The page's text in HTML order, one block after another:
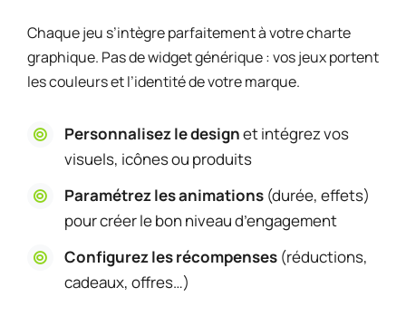
Chaque jeu s’intègre parfaitement à votre charte
graphique. Pas de widget générique : vos jeux portent
les couleurs et l’identité de votre marque.
Personnalisez le designet intégrez vos
visuels, icônes ou produits
Paramétrez les animations(durée, effets)
pour créer le bon niveau d’engagement
Configurez les récompenses(réductions,
cadeaux, offres…)